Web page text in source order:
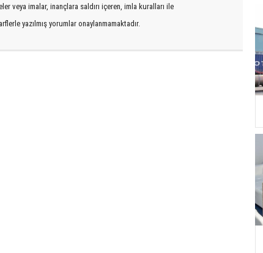
veya imalar, inançlara saldırı içeren, imla kuralları ile
yazılmış yorumlar onaylanmamaktadır.